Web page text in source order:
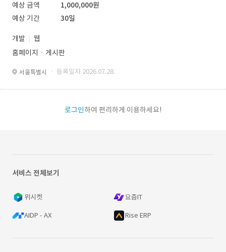
예상 금액
1,000,000원
예상 기간
30일
개발
웹
홈페이지ㆍ게시판
서울특별시 · 등록일자 2026.07.28.
로그인하여 편리하게 이용하세요!
서비스 전체보기
위시켓 요즘IT
AIDP - AX Rise ERP